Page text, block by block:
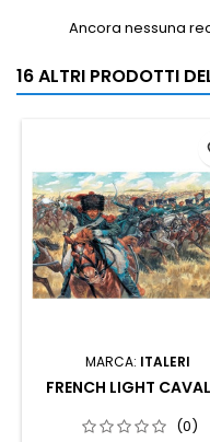
Ancora nessuna
16 ALTRI PRODOTTI
MARCA: ITALERI
FRENCH LIGHT
(0)